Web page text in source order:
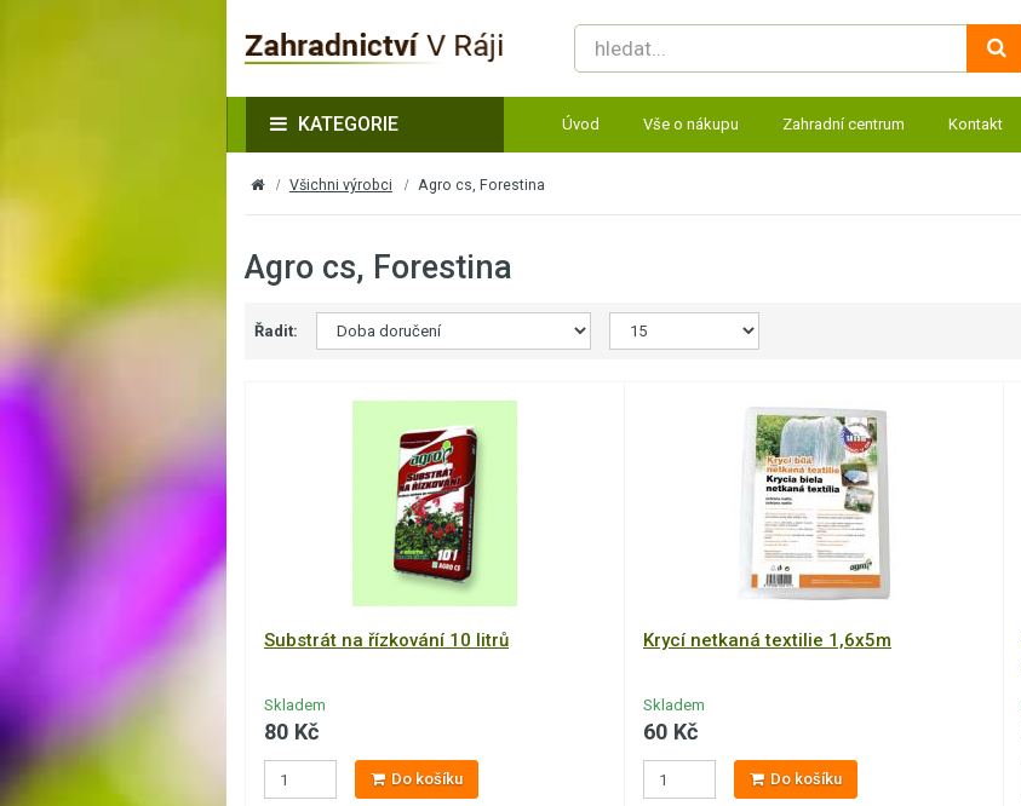
KATEGORIE Úvod Vše o nákupu Zahradní centrum Kontakt
Všichni výrobci Agro cs, Forestina
Agro cs, Forestina
Řadit:
Substrát na řízkování 10 litrů
Skladem
80 Kč
Do košíku
Krycí netkaná textilie 1,6x5m
Skladem
60 Kč
Do košíku